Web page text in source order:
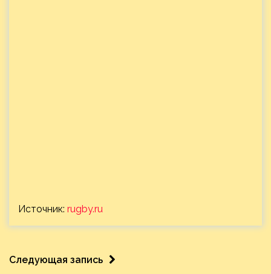
Источник: rugby.ru
Следующая запись